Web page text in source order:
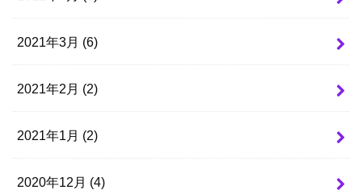
2021年3月 (6)
2021年2月 (2)
2021年1月 (2)
2020年12月 (4)